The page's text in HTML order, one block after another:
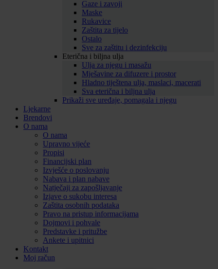
Gaze i zavoji
Maske
Rukavice
Zaštita za tijelo
Ostalo
Sve za zaštitu i dezinfekciju
Eterična i biljna ulja
Ulja za njegu i masažu
Mješavine za difuzere i prostor
Hladno tiještena ulja, maslaci, macerati
Sva eterična i biljna ulja
Prikaži sve uređaje, pomagala i njegu
Ljekarne
Brendovi
O nama
O nama
Upravno vijeće
Propisi
Financijski plan
Izvješće o poslovanju
Nabava i plan nabave
Natječaji za zapošljavanje
Izjave o sukobu interesa
Zaštita osobnih podataka
Pravo na pristup informacijama
Dojmovi i pohvale
Predstavke i pritužbe
Ankete i upitnici
Kontakt
Moj račun